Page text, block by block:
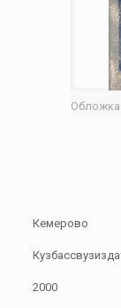
Обложка
Кемерово
2000